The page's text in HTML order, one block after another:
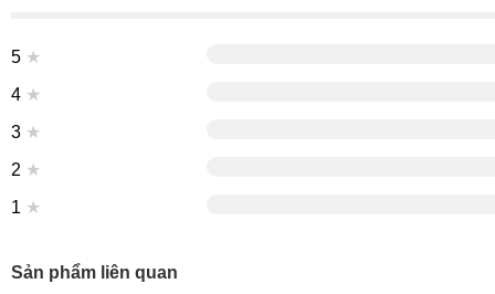
5 ★
4 ★
3 ★
2 ★
1 ★
Sản phẩm liên quan